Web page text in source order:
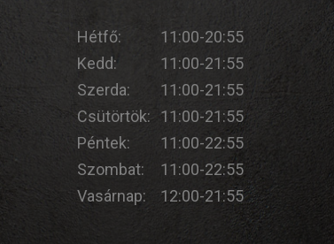
Hétfő:
11:00-20:55
Kedd:
11:00-21:55
Szerda:
11:00-21:55
Csütörtök:
11:00-21:55
Péntek:
11:00-22:55
Szombat:
11:00-22:55
Vasárnap:
12:00-21:55